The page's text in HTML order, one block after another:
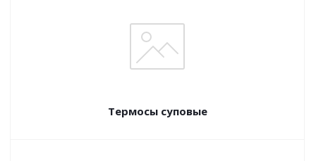
Термосы суповые